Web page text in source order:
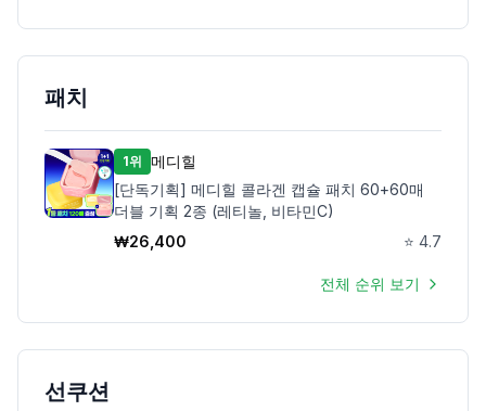
패치
1위 메디힐
[단독기획] 메디힐 콜라겐 캡슐 패치 60+60매
더블 기획 2종 (레티놀, 비타민C)
₩26,400 ⭐ 4.7
전체 순위 보기
선쿠션